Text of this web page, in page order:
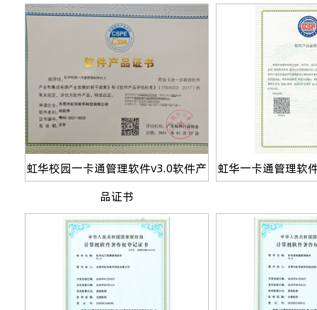
虹华校园一卡通管理软件v3.0软件产
品证书
虹华一卡通管理软